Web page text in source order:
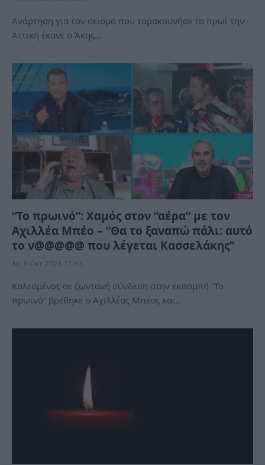
Ανάρτηση για τον σεισμό που ταρακουνήσε το πρωί την
Αττική έκανε ο Άκης…
“Το πρωινό”: Χαμός στον “αέρα” με τον
Αχιλλέα Μπέο – “Θα το ξαναπώ πάλι: αυτό
το ν@@@@@ που λέγεται Κασσελάκης”
Δε, 9 Οκτ 2023 11:33
Καλεσμένος σε ζωντανή σύνδεση στην εκπομπή “Το
πρωινό” βρέθηκε ο Αχιλλέας Μπέος και…